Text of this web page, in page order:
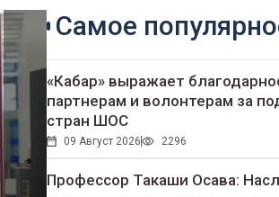
Самое
«Кабар» выражает
партнерам и волонтерам за
стран ШОС
09 Август 2026 2296
Профессор Такаши Осава: